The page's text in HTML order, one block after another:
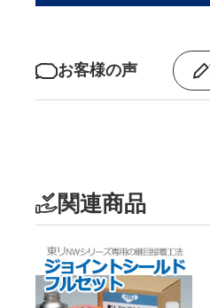
お客様の声
関連商品